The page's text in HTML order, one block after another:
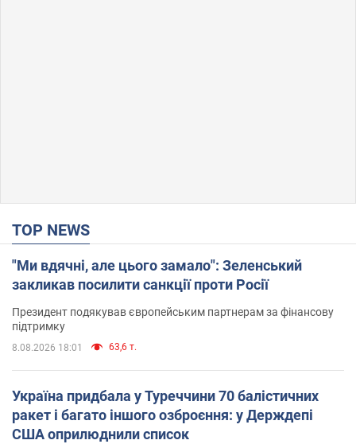
TOP NEWS
"Ми вдячні, але цього замало": Зеленський
закликав посилити санкції проти Росії
Президент подякував європейським партнерам за фінансову
підтримку
8.08.2026 18:01 63,6 т.
Україна придбала у Туреччини 70 балістичних
ракет і багато іншого озброєння: у Держдепі
США оприлюднили список